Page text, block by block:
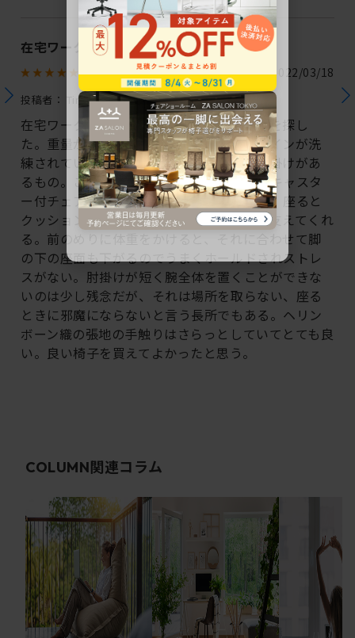
在宅ワークにぴったり
2022/03/18
投稿者： Tim
在宅ワークで長時間座って疲れにくい椅子を探し
た。重量が軽く、あまりかさばらず、デザインが洗
練されていて、座面がクッション仕様で肘掛けがあ
るもの。この条件にかなう国内メーカーのキャスタ
ー付チェアはこのレヴィチェアだけだった。座ると
クッション部分がふわっと下がり、優しく支えてくれ
る。前のめりに体重をかけると、それに合わせて脚
の下の座面も下がるのでうまくホールドされストレ
スがない。肘掛けが短く腕全体を置くことができな
いのは少し残念だが、それは場所を取らない、座る
ときに邪魔にならないと言う長所でもある。ヘリン
ボーン織の張地の手触りはさらっとしていてとても良
い。良い椅子を買えてよかったと思う。
COLUMN関連コラム